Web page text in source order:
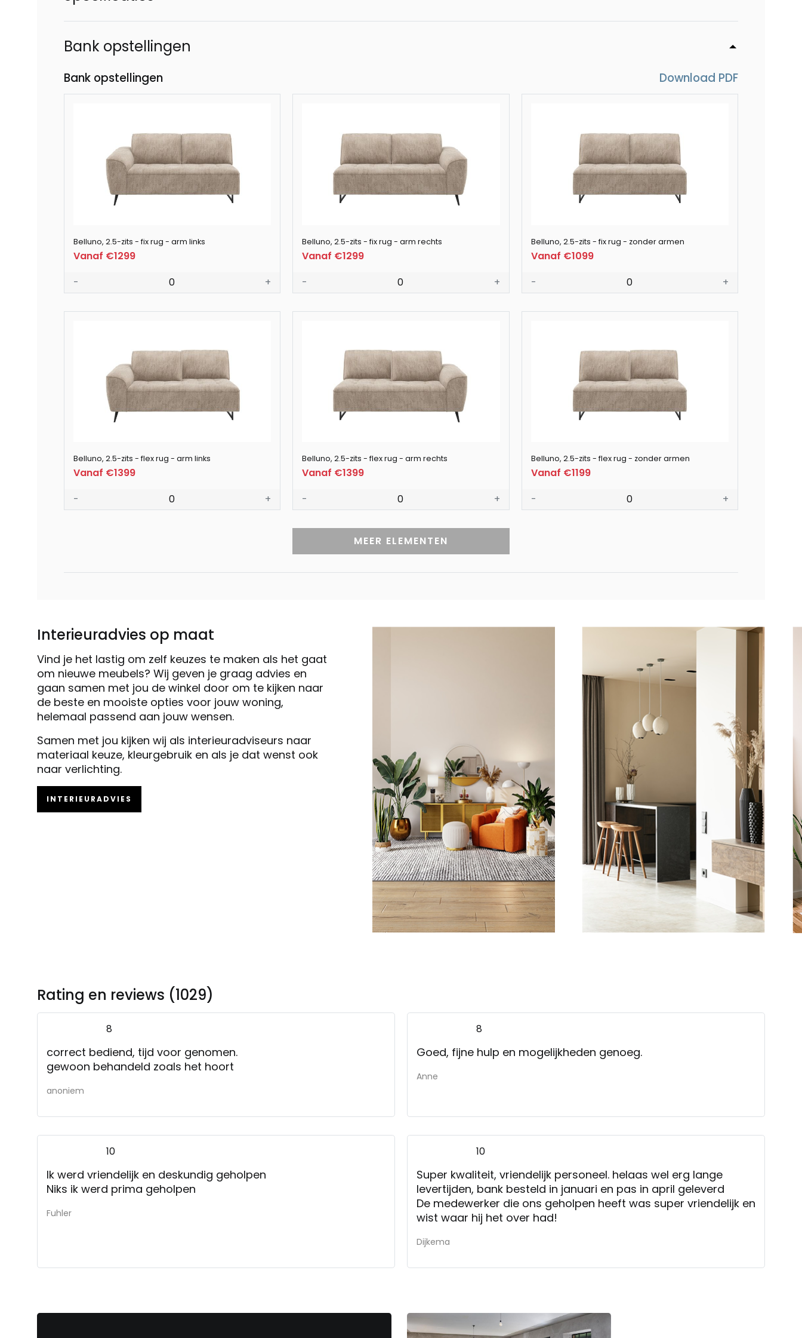
Belluno, hoekbank links - stof Derby
Belluno, 3-zits - flex rug
Bank opstellingen
Bank opstellingen Download PDF
Belluno, 2.5-zits - fix rug - arm links
Vanaf €1299
-
0 +
Belluno, 2.5-zits - fix rug - arm rechts
Vanaf €1299
-
0 +
Belluno, 2.5-zits - fix rug - zonder armen
Vanaf €1099
-
0 +
Belluno, 2.5-zits - flex rug - arm links
Vanaf €1399
-
0 +
Belluno, 2.5-zits - flex rug - arm rechts
Vanaf €1399
-
0 +
Belluno, 2.5-zits - flex rug - zonder armen
Vanaf €1199
-
0 +
MEER ELEMENTEN
Interieuradvies op maat
Vind je het lastig om zelf keuzes te maken als het gaat
om nieuwe meubels? Wij geven je graag advies en
gaan samen met jou de winkel door om te kijken naar
de beste en mooiste opties voor jouw woning,
helemaal passend aan jouw wensen.
Samen met jou kijken wij als interieuradviseurs naar
materiaal keuze, kleurgebruik en als je dat wenst ook
naar verlichting.
INTERIEURADVIES
Rating en reviews (1029)
8
correct bediend, tijd voor genomen.
gewoon behandeld zoals het hoort
anoniem
8
Goed, fijne hulp en mogelijkheden genoeg.
Anne
10
Ik werd vriendelijk en deskundig geholpen
Niks ik werd prima geholpen
Fuhler
10
Super kwaliteit, vriendelijk personeel. helaas wel erg lange
levertijden, bank besteld in januari en pas in april geleverd
De medewerker die ons geholpen heeft was super vriendelijk en
wist waar hij het over had!
Dijkema